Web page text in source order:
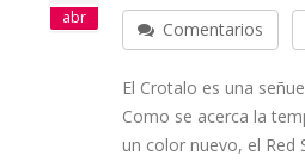
abr
Comentarios
El Crotalo es una
Como se acerca la
un color nuevo, el Red